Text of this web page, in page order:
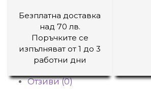
Безплатна доставка
над 70 лв.
Поръчките се
изпълняват от 1 до 3
работни дни
Отзиви (0)